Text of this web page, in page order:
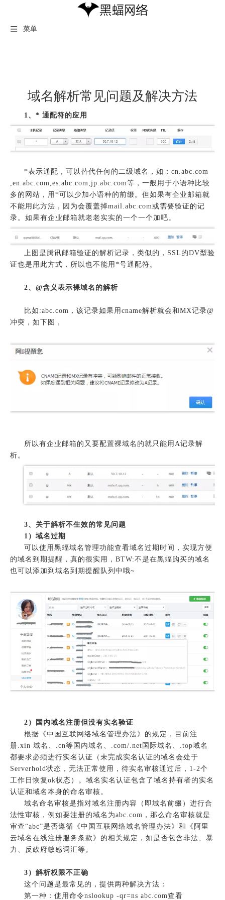
菜单
域名解析常见问题及解决方法
1、* 通配符的应用
*表示通配，可以替代任何的二级域名，如：cn.abc.com
,en.abc.com,es.abc.com,jp.abc.com等， 一般用于小语种比较
多的网站，用*可以少加小语种的前缀。但如果有企业邮箱就
不能用此方法，因为会覆盖掉mail.abc.com或需要验证的记
录。如果有企业邮箱就老老实实的一个一个加吧。
上图是腾讯邮箱验证的解析记录，类似的，SSL的DV型验
证也是用此方式，所以也不能用*号通配符。
2、@含义表示裸域名的解析
比如:abc.com，该记录如果用cname解析就会和MX记录@
冲突，如下图，
所以有企业邮箱的又要配置裸域名的就只能用A记录解
析。
3、关于解析不生效的常见问题
1）域名过期
可以使用黑蝠域名管理功能查看域名过期时间，实现方便
的域名到期提醒，真的很实用，BTW:不是在黑蝠购买的域名
也可以添加到域名到期提醒队列中哦~
2）
国内域名注册但没有实名验证
根据《中国互联网络域名管理办法》的规定，目前注
册.xin 域名、.cn等国内域名、.com/.net国际域名、.top域名
都要求必须进行实名认证（未完成实名认证的域名会处于
Serverhold状态，无法正常使用，待实名审核通过后，1-2个
工作日恢复ok状态）。域名实名认证包含了域名持有者的实名
认证和域名本身的命名审核。
域名命名审核是指对域名注册内容（即域名前缀）进行合
法性审核，例如要注册的域名为abc.com，那么命名审核就是
审查“abc”是否遵循《中国互联网络域名管理办法》和《阿里
云域名在线注册服务条款》的相关规定，如是否包含非法、暴
力、反政府敏感词汇等。
3）解析权限不正确
这个问题是最常见的，提供两种解决方法：
第一种：使用命令nslookup -qr=ns abc.com查看